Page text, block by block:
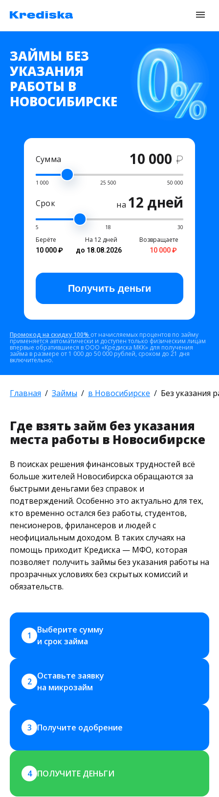
ЗАЙМЫ БЕЗ
УКАЗАНИЯ
РАБОТЫ В
НОВОСИБИРСКЕ
Сумма 10 000 ₽
1 000 25 500 50 000
Срок на 12 дней
5 18 30
Берёте
10 000 ₽
На 12 дней
до 18.08.2026
Возвращаете
10 000 ₽
Получить деньги
Промокод на скидку 100% от начисляемых процентов по займу
применяется автоматически и доступен только физическим лицам
впервые обратившиеся в ООО «Кредиска МКК» для получения
займа в размере от 1 000 до 50 000 рублей, сроком до 21 дня
включительно.
Главная Займы в Новосибирске Без указания
Где взять займ без указания
места работы в Новосибирске
В поисках решения финансовых трудностей всё
больше жителей Новосибирска обращаются за
быстрыми деньгами без справок и
подтверждений. Особенно это актуально для тех,
кто временно остался без работы, студентов,
пенсионеров, фрилансеров и людей с
неофициальным доходом. В таких случаях на
помощь приходит Кредиска — МФО, которая
позволяет получить займы без указания работы на
прозрачных условиях без скрытых комиссий и
обязательств.
1
Выберите сумму
и срок займа
2
Оставьте заявку
на микрозайм
3 Получите одобрение
4 ПОЛУЧИТЕ ДЕНЬГИ